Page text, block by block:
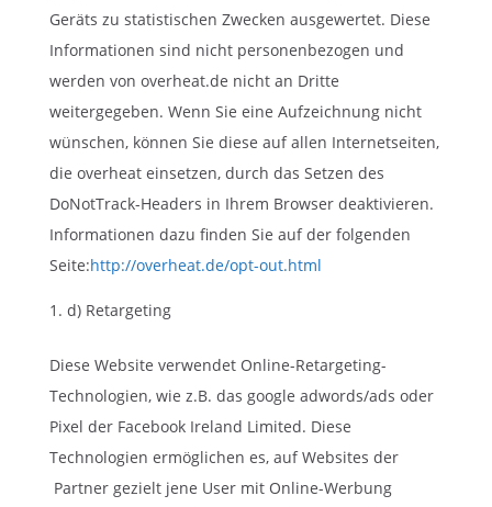
Geräts zu statistischen Zwecken ausgewertet. Diese
Informationen sind nicht personenbezogen und
werden von overheat.de nicht an Dritte
weitergegeben. Wenn Sie eine Aufzeichnung nicht
wünschen, können Sie diese auf allen Internetseiten,
die overheat einsetzen, durch das Setzen des
DoNotTrack-Headers in Ihrem Browser deaktivieren.
Informationen dazu finden Sie auf der folgenden
Seite:http://overheat.de/opt-out.html
d) Retargeting
Diese Website verwendet Online-Retargeting-
Technologien, wie z.B. das google adwords/ads oder
Pixel der Facebook Ireland Limited. Diese
Technologien ermöglichen es, auf Websites der
Partner gezielt jene User mit Online-Werbung